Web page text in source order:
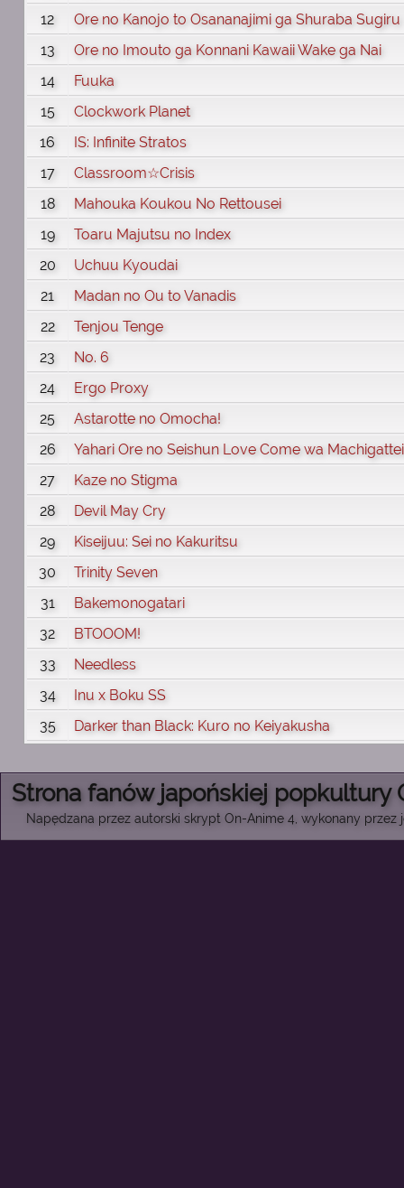
12
Ore no Kanojo to Osananajimi ga Shuraba Sugiru
13
Ore no Imouto ga Konnani Kawaii Wake ga Nai
14
Fuuka
15
Clockwork Planet
16
IS: Infinite Stratos
17
Classroom☆Crisis
18
Mahouka Koukou No Rettousei
19
Toaru Majutsu no Index
20
Uchuu Kyoudai
21
Madan no Ou to Vanadis
22
Tenjou Tenge
23
No. 6
24
Ergo Proxy
25
Astarotte no Omocha!
26
Yahari Ore no Seishun Love Come wa
27
Kaze no Stigma
28
Devil May Cry
29
Kiseijuu: Sei no Kakuritsu
30
Trinity Seven
31
Bakemonogatari
32
BTOOOM!
33
Needless
34
Inu x Boku SS
35
Darker than Black: Kuro no Keiyakusha
Strona fanów japońskiej popkultury
Napędzana przez autorski skrypt On-Anime 4, wykonany przez